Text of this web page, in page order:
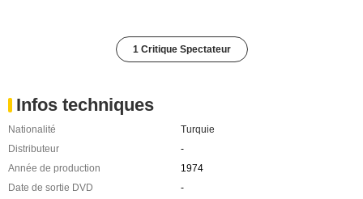
1 Critique Spectateur
Infos techniques
Nationalité
Turquie
Distributeur
-
Année de production
1974
Date de sortie DVD
-